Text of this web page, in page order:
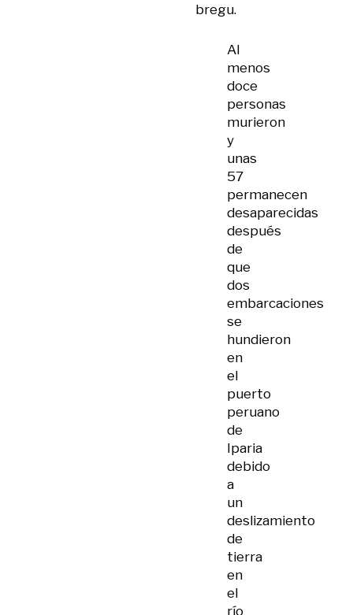
bregu.
Al
menos
doce
personas
murieron
y
unas
57
permanecen
desaparecidas
después
de
que
dos
embarcaciones
se
hundieron
en
el
puerto
peruano
de
Iparia
debido
a
un
deslizamiento
de
tierra
en
el
río